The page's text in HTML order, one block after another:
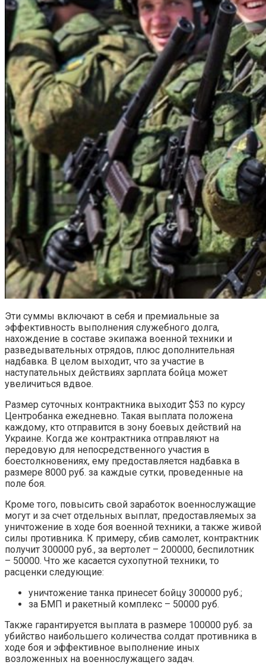
Эти суммы включают в себя и премиальные за
эффективность выполнения служебного долга,
нахождение в составе экипажа военной техники и
разведывательных отрядов, плюс дополнительная
надбавка. В целом выходит, что за участие в
наступательных действиях зарплата бойца может
увеличиться вдвое.
Размер суточных контрактника выходит $53 по курсу
Центробанка ежедневно. Такая выплата положена
каждому, кто отправится в зону боевых действий на
Украине. Когда же контрактника отправляют на
передовую для непосредственного участия в
боестолкновениях, ему предоставляется надбавка в
размере 8000 руб. за каждые сутки, проведенные на
поле боя.
Кроме того, повысить свой заработок военнослужащие
могут и за счет отдельных выплат, предоставляемых за
уничтожение в ходе боя военной техники, а также живой
силы противника. К примеру, сбив самолет, контрактник
получит 300000 руб., за вертолет – 200000, беспилотник
– 50000. Что же касается сухопутной техники, то
расценки следующие:
уничтожение танка принесет бойцу 300000 руб.;
за БМП и ракетный комплекс – 50000 руб.
Также гарантируется выплата в размере 100000 руб. за
убийство наибольшего количества солдат противника в
ходе боя и эффективное выполнение иных
возложенных на военнослужащего задач.